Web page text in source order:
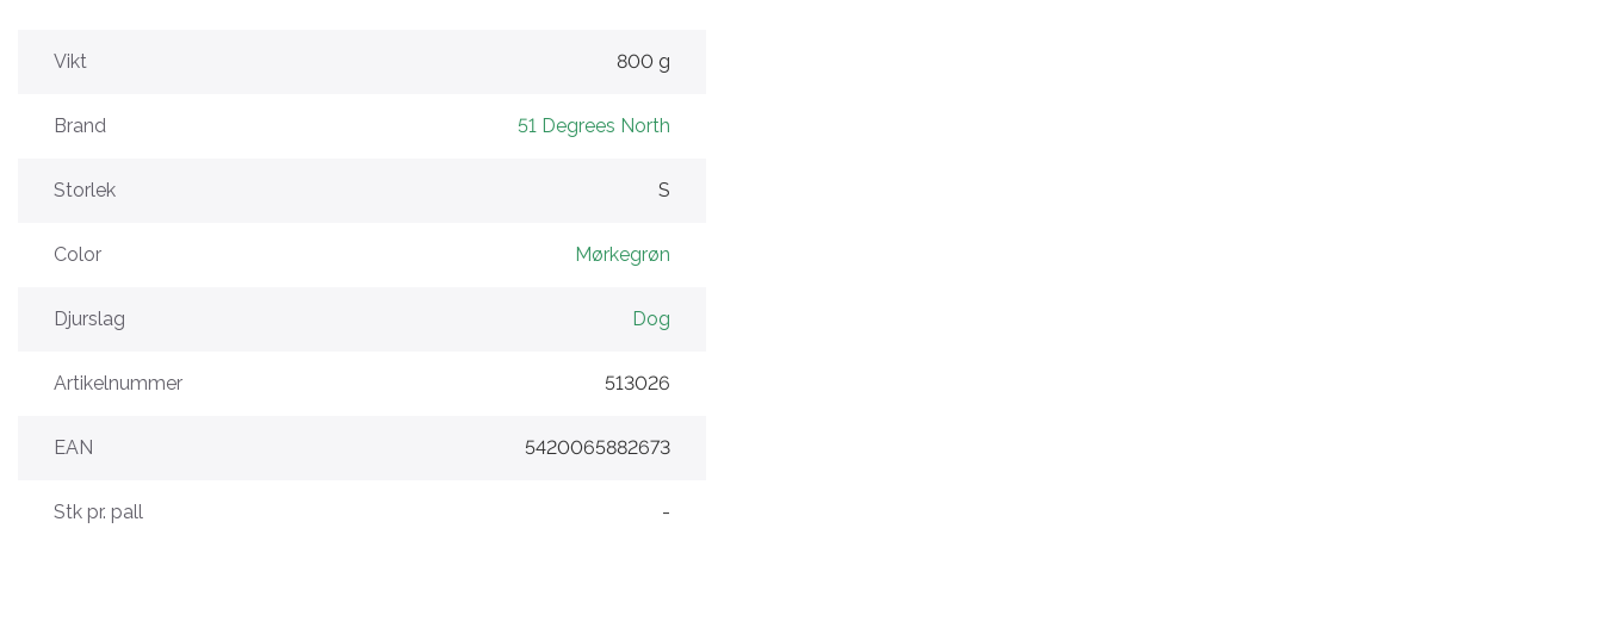
Vikt 800 g
Brand 51 Degrees North
Storlek S
Color Mørkegrøn
Djurslag Dog
Artikelnummer 513026
EAN 5420065882673
Stk pr. pall -